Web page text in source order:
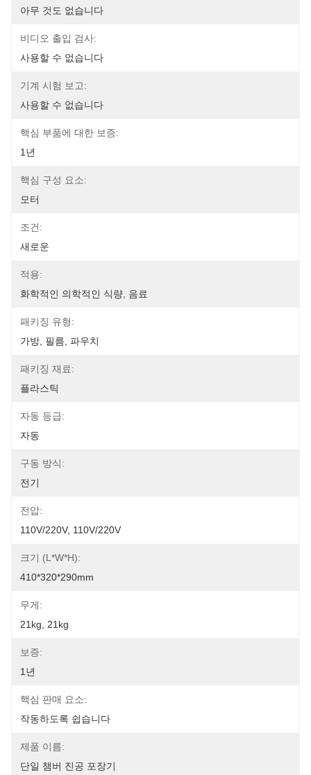
아무 것도 없습니다
비디오 출입 검사:
사용할 수 없습니다
기계 시험 보고:
사용할 수 없습니다
핵심 부품에 대한 보증:
1년
핵심 구성 요소:
모터
조건:
새로운
적용:
화학적인 의학적인 식량, 음료
패키징 유형:
가방, 필름, 파우치
패키징 재료:
플라스틱
자동 등급:
자동
구동 방식:
전기
전압:
110V/220V, 110V/220V
크기 (L*W*H):
410*320*290mm
무게:
21kg, 21kg
보증:
1년
핵심 판매 요소:
작동하도록 쉽습니다
제품 이름:
단일 챔버 진공 포장기